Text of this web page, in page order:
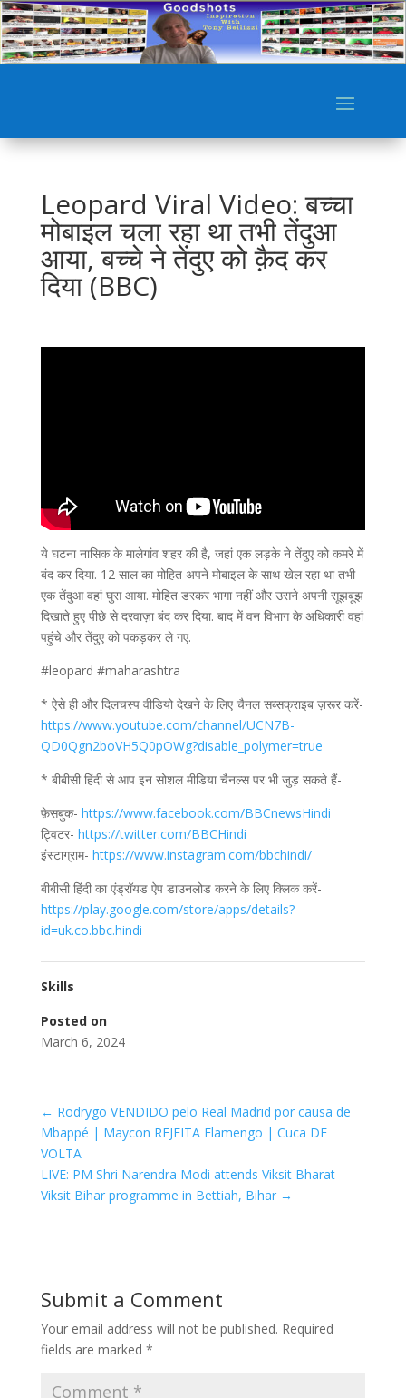
Leopard Viral Video: बच्चा
मोबाइल चला रहा था तभी तेंदुआ
आया, बच्चे ने तेंदुए को क़ैद कर
दिया (BBC)
ये घटना नासिक के मालेगांव शहर की है, जहां एक लड़के ने तेंदुए को कमरे में
बंद कर दिया. 12 साल का मोहित अपने मोबाइल के साथ खेल रहा था तभी
एक तेंदुआ वहां घुस आया. मोहित डरकर भागा नहीं और उसने अपनी सूझबूझ
दिखाते हुए पीछे से दरवाज़ा बंद कर दिया. बाद में वन विभाग के अधिकारी वहां
पहुंचे और तेंदुए को पकड़कर ले गए.
#leopard #maharashtra
* ऐसे ही और दिलचस्प वीडियो देखने के लिए चैनल सब्सक्राइब ज़रूर करें-
https://www.youtube.com/channel/UCN7B-
QD0Qgn2boVH5Q0pOWg?disable_polymer=true
* बीबीसी हिंदी से आप इन सोशल मीडिया चैनल्स पर भी जुड़ सकते हैं-
फ़ेसबुक- https://www.facebook.com/BBCnewsHindi
ट्विटर- https://twitter.com/BBCHindi
इंस्टाग्राम- https://www.instagram.com/bbchindi/
बीबीसी हिंदी का एंड्रॉयड ऐप डाउनलोड करने के लिए क्लिक करें-
https://play.google.com/store/apps/details?
id=uk.co.bbc.hindi
Skills
Posted on
March 6, 2024
← Rodrygo VENDIDO pelo Real Madrid por causa de
Mbappé | Maycon REJEITA Flamengo | Cuca DE
VOLTA
LIVE: PM Shri Narendra Modi attends Viksit Bharat –
Viksit Bihar programme in Bettiah, Bihar →
Submit a Comment
Your email address will not be published. Required
fields are marked *